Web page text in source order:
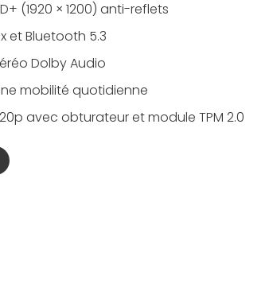
(1920 × 1200) anti-reflets
et Bluetooth 5.3
Dolby Audio
mobilité quotidienne
avec obturateur et module TPM 2.0